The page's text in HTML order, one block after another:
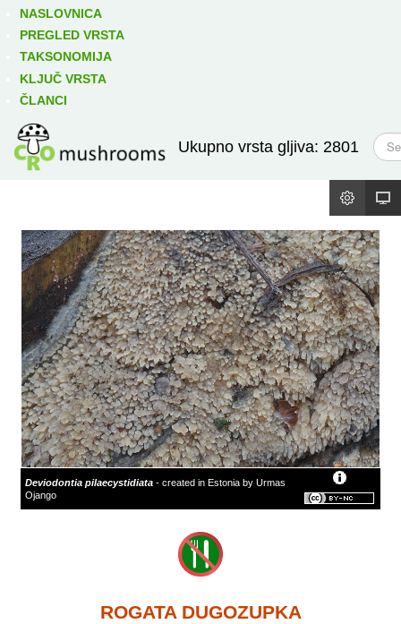
NASLOVNICA
PREGLED VRSTA
TAKSONOMIJA
KLJUČ VRSTA
ČLANCI
Ukupno vrsta gljiva: 2801
T
r
ž
Deviodontia pilaecystidiata - created in Estonia by Urmas
Ojango
ROGATA DUGOZUPKA
Izravno podređene niže takse: